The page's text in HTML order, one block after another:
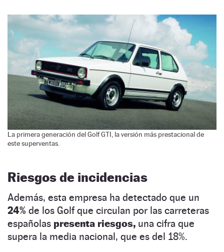
La primera generación del Golf GTI, la versión más prestacional de
este superventas.
Riesgos de incidencias
Además, esta empresa ha detectado que un
24% de los Golf que circulan por las carreteras
españolas presenta riesgos, una cifra que
supera la media nacional, que es del 18%.